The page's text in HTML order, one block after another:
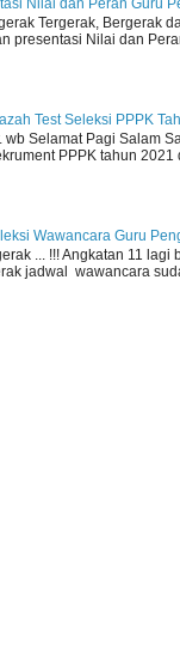
Nilai dan Peran Guru
Tergerak, Bergerak
presentasi Nilai dan
Test Seleksi PPPK
wb Selamat Pagi Salam
PPPK tahun 2021
Wawancara Guru
... !!! Angkatan 11
jadwal wawancara